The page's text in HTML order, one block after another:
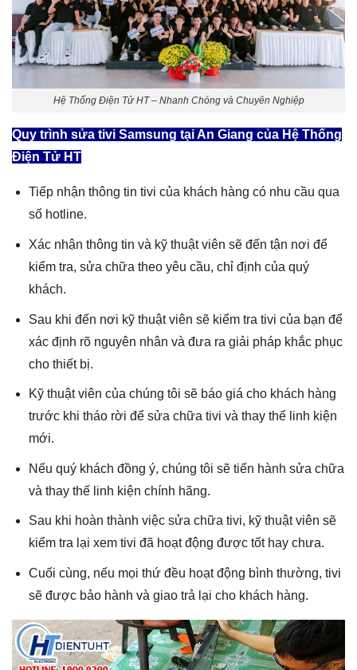
Hệ Thống Điện Tử HT – Nhanh Chóng và Chuyên Nghiệp
Quy trình sửa tivi Samsung tại An Giang của Hệ Thống
Điện Tử HT
Tiếp nhận thông tin tivi của khách hàng có nhu cầu qua
số hotline.
Xác nhận thông tin và kỹ thuật viên sẽ đến tận nơi để
kiểm tra, sửa chữa theo yêu cầu, chỉ định của quý
khách.
Sau khi đến nơi kỹ thuật viên sẽ kiểm tra tivi của bạn để
xác định rõ nguyên nhân và đưa ra giải pháp khắc phục
cho thiết bị.
Kỹ thuật viên của chúng tôi sẽ báo giá cho khách hàng
trước khi tháo rời để sửa chữa tivi và thay thế linh kiện
mới.
Nếu quý khách đồng ý, chúng tôi sẽ tiến hành sửa chữa
và thay thế linh kiện chính hãng.
Sau khi hoàn thành việc sửa chữa tivi, kỹ thuật viên sẽ
kiểm tra lại xem tivi đã hoạt động được tốt hay chưa.
Cuối cùng, nếu mọi thứ đều hoạt động bình thường, tivi
sẽ được bảo hành và giao trả lại cho khách hàng.